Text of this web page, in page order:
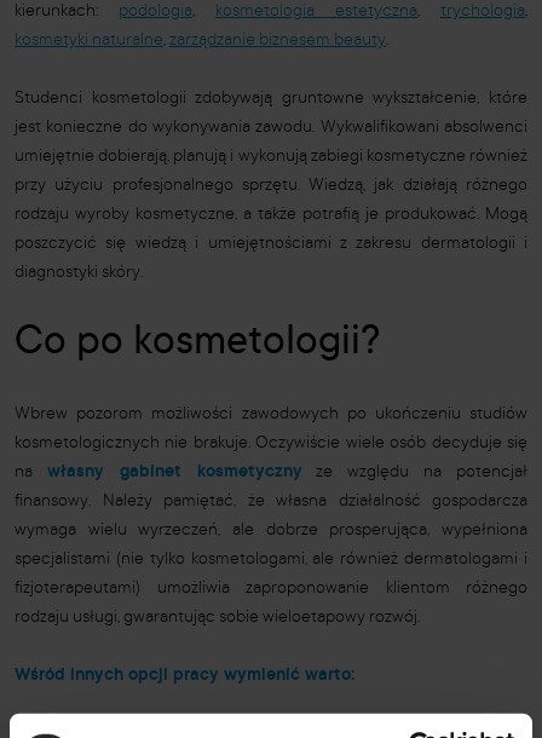
kierunkach: podologia, kosmetologia estetyczna, trychologia,
kosmetyki naturalne,zarządzanie biznesem beauty.
Studenci kosmetologii zdobywają gruntowne wykształcenie, które
jest konieczne do wykonywania zawodu. Wykwalifikowani absolwenci
umiejętnie dobierają, planują i wykonują zabiegi kosmetyczne również
przy użyciu profesjonalnego sprzętu. Wiedzą, jak działają różnego
rodzaju wyroby kosmetyczne, a także potrafią je produkować. Mogą
poszczycić się wiedzą i umiejętnościami z zakresu dermatologii i
diagnostyki skóry.
Co po kosmetologii?
Wbrew pozorom możliwości zawodowych po ukończeniu studiów
kosmetologicznych nie brakuje. Oczywiście wiele osób decyduje się
na własny gabinet kosmetyczny ze względu na potencjał
finansowy. Należy pamiętać, że własna działalność gospodarcza
wymaga wielu wyrzeczeń, ale dobrze prosperująca, wypełniona
specjalistami (nie tylko kosmetologami, ale również dermatologami i
fizjoterapeutami) umożliwia zaproponowanie klientom różnego
rodzaju usługi, gwarantując sobie wieloetapowy rozwój.
Wśród innych opcji pracy wymienić warto:
gabinet kosmetyczny – kosmetolog m.in. wykonuje zabiegi na